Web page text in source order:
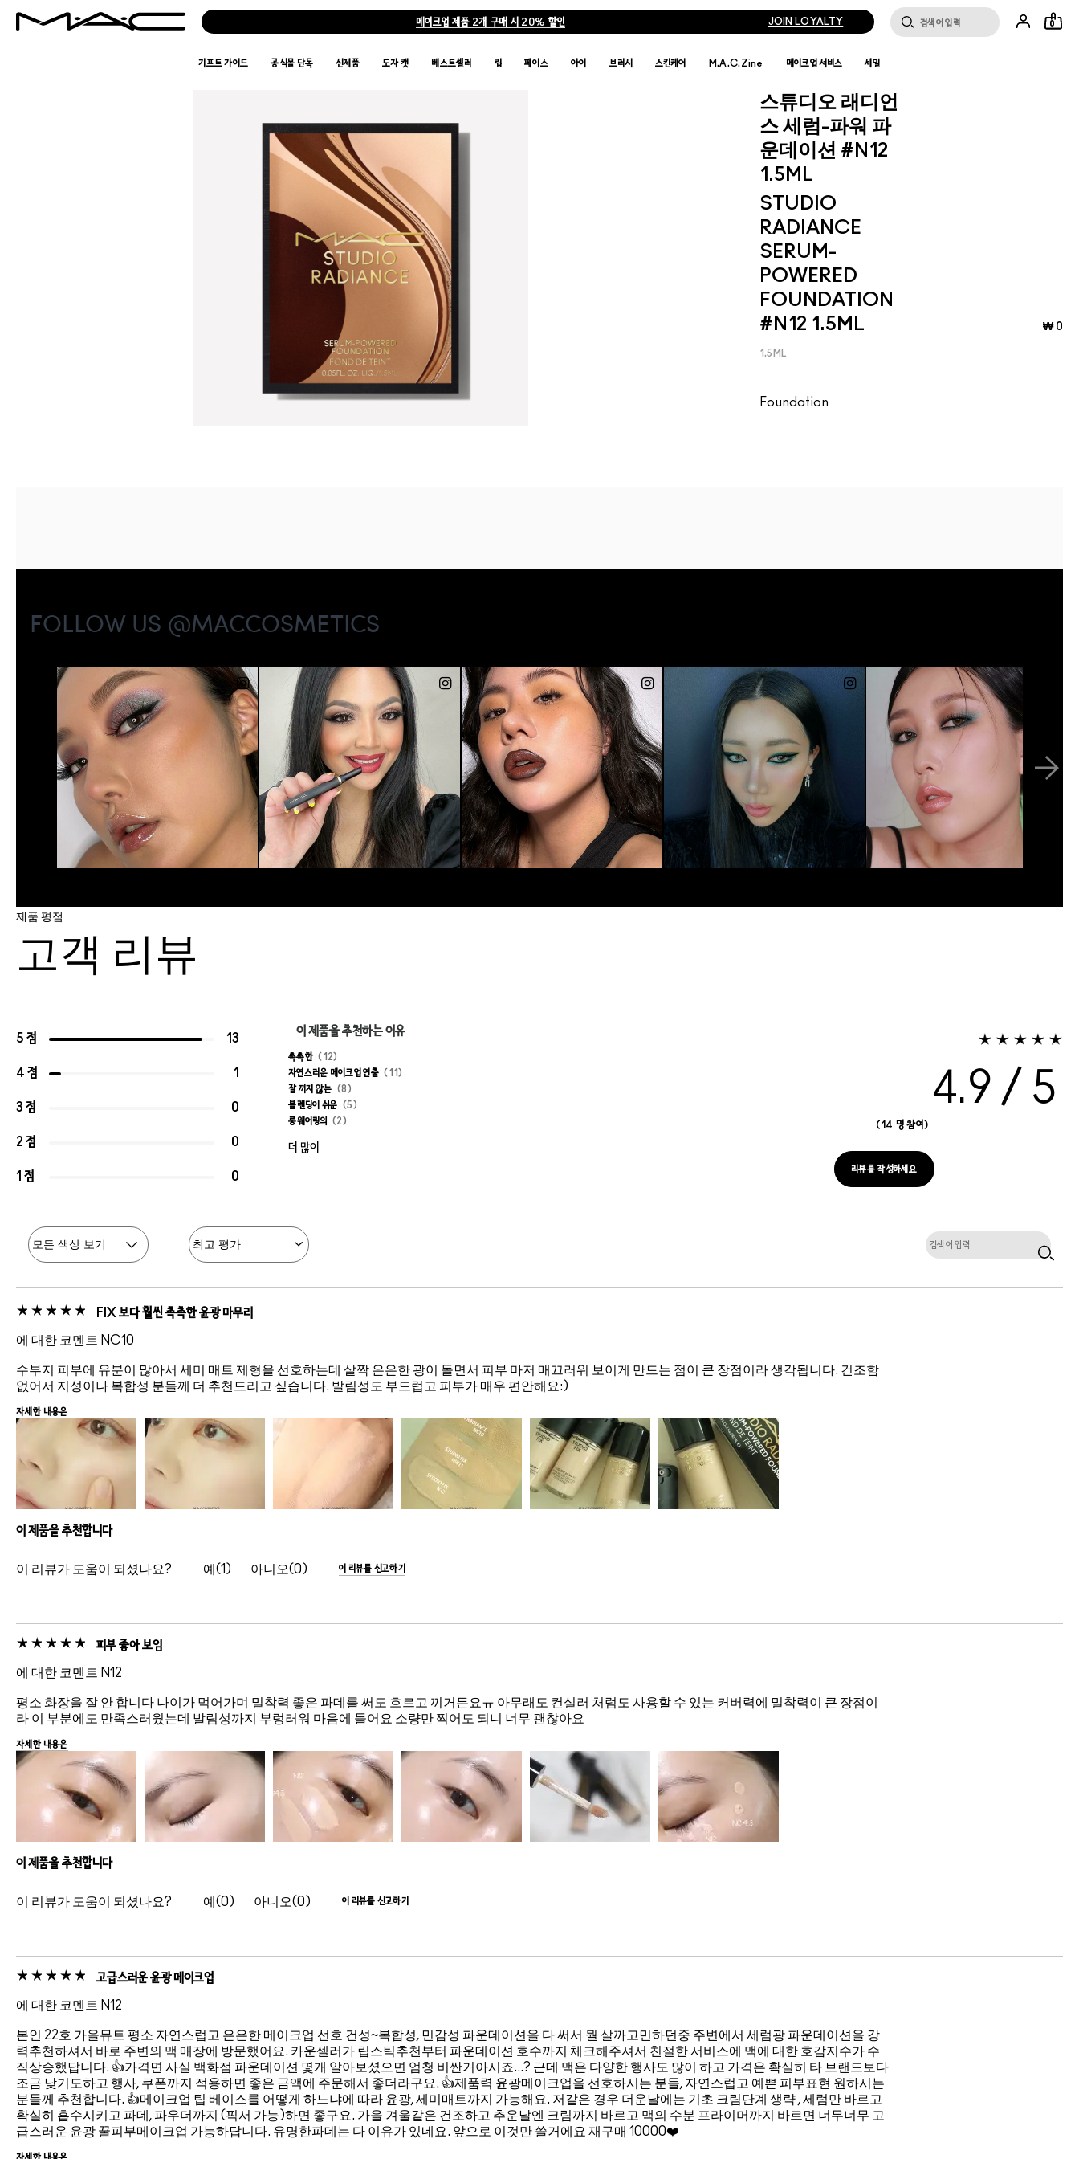
메이크업 제품 2개 구매 시 20% 할인 JOIN LOYALTY 0
기프트 가이드 공식몰 단독 신제품 도자 캣 베스트셀러 립 페이스 아이 브러시 스킨케어 M.A.C.Zine 메이크업 서비스 세일
스튜디오 래디언
스 세럼-파워 파
운데이션 #N12
1.5ML
STUDIO
RADIANCE
SERUM-
POWERED
FOUNDATION
#N12 1.5ML
₩ 0
1.5ML
Foundation
제품 평점
고객 리뷰
5 점 13
4 점 1
3 점 0
2 점 0
1 점 0
이 제품을 추천하는 이유
촉촉한
12
자연스러운 메이크업 연출
11
잘 끼지 않는
8
블렌딩이 쉬운
5
롱웨어링의
2
더 많이
4.9
14 명 참여
리뷰를 작성하세요
FIX 보다 훨씬 촉촉한 윤광 마무리
에 대한 코멘트 NC10
수부지 피부에 유분이 많아서 세미 매트 제형을 선호하는데 살짝 은은한 광이 돌면서 피부 마저 매끄러워 보이게 만드는 점이 큰 장점이라 생각됩니다. 건조함
없어서 지성이나 복합성 분들께 더 추천드리고 싶습니다. 발림성도 부드럽고 피부가 매우 편안해요:)
자세한 내용은
이 제품을 추천합니다
이 리뷰가 도움이 되셨나요? 1 0 이 리뷰를 신고하기
피부 좋아 보임
에 대한 코멘트 N12
평소 화장을 잘 안 합니다 나이가 먹어가며 밀착력 좋은 파데를 써도 흐르고 끼거든요ㅠ 아무래도 컨실러 처럼도 사용할 수 있는 커버력에 밀착력이 큰 장점이
라 이 부분에도 만족스러웠는데 발림성까지 부렁러워 마음에 들어요 소량만 찍어도 되니 너무 괜찮아요
자세한 내용은
이 제품을 추천합니다
이 리뷰가 도움이 되셨나요? 0 0 이 리뷰를 신고하기
고급스러운 윤광 메이크업
에 대한 코멘트 N12
본인 22호 가을뮤트 평소 자연스럽고 은은한 메이크업 선호 건성~복합성, 민감성 파운데이션을 다 써서 뭘 살까고민하던중 주변에서 세럼광 파운데이션을 강
력추천하셔서 바로 주변의 맥 매장에 방문했어요. 카운셀러가 립스틱추천부터 파운데이션 호수까지 체크해주셔서 친절한 서비스에 맥에 대한 호감지수가 수
직상승했답니다. 👍가격면 사실 백화점 파운데이션 몇개 알아보셨으면 엄청 비싼거아시죠...? 근데 맥은 다양한 행사도 많이 하고 가격은 확실히 타 브랜드보다
조금 낮기도하고 행사, 쿠폰까지 적용하면 좋은 금액에 주문해서 좋더라구요. 👍제품력 윤광메이크업을 선호하시는 분들, 자연스럽고 예쁜 피부표현 원하시는
분들께 추천합니다. 👍메이크업 팁 베이스를 어떻게 하느냐에 따라 윤광, 세미매트까지 가능해요. 저같은 경우 더운날에는 기초 크림단계 생략 , 세럼만 바르고
확실히 흡수시키고 파데, 파우더까지 (픽서 가능)하면 좋구요. 가을 겨울같은 건조하고 추운날엔 크림까지 바르고 맥의 수분 프라이머까지 바르면 너무너무 고
급스러운 윤광 꿀피부메이크업 가능하답니다. 유명한파데는 다 이유가 있네요. 앞으로 이것만 쓸거에요 재구매 10000❤️